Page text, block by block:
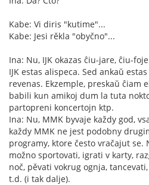
Kabe: Vi diris "kutime"...
Kabe: Jesi rěkla "obyčno"...
Ina: Nu, IJK okazas ĉiu-jare, ĉiu-
IJK estas alispeca. Sed ankaŭ
revenas. Ekzemple, preskaŭ ĉiam
babili kun amikoj dum la tuta
partopreni koncertojn ktp.
Ina: Nu, MMK byvaje každy god,
každy MMK ne jest podobny
programy, ktore često vračajut se.
možno sportovati, igrati v karty,
noč, pěvati vokrug ognja,
t.d. (i tak dalje).